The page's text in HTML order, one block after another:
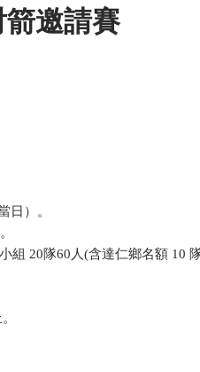
邀請賽
日）。
組 20隊60人(含達仁鄉名額 10